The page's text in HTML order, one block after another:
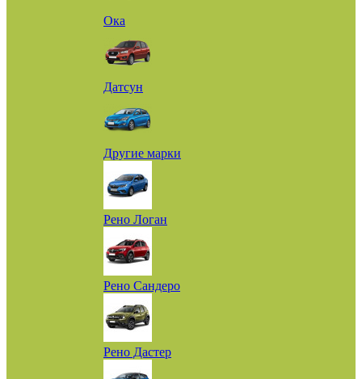
Ока
Датсун
Другие марки
Рено Логан
Рено Сандеро
Рено Дастер